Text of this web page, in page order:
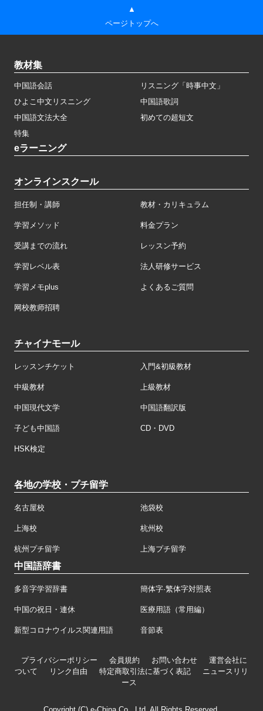
▲
ページトップへ
教材集
中国語会話
リスニング「時事中文」
ひよこ中文リスニング
中国語歌詞
中国語文法大全
初めての超短文
特集
eラーニング
オンラインスクール
担任制・講師 教材・カリキュラム
学習メソッド 料金プラン
受講までの流れ レッスン予約
学習レベル表 法人研修サービス
学習メモplus よくあるご質問
网校教师招聘
チャイナモール
レッスンチケット 入門&初級教材
中級教材 上級教材
中国現代文学 中国語翻訳版
子ども中国語 CD・DVD
HSK検定
各地の学校・プチ留学
名古屋校 池袋校
上海校 杭州校
杭州プチ留学 上海プチ留学
中国語辞書
多音字学習辞書 簡体字·繁体字対照表
中国の祝日・連休 医療用語（常用編）
新型コロナウイルス関連用語 音節表
プライバシーポリシー 会員規約 お問い合わせ
運営会社に
ついて
リンク自由 特定商取引法に基づく表記
ニュースリリ
ース